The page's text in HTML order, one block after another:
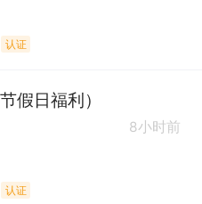
认证
假日福利）
8小时前
认证